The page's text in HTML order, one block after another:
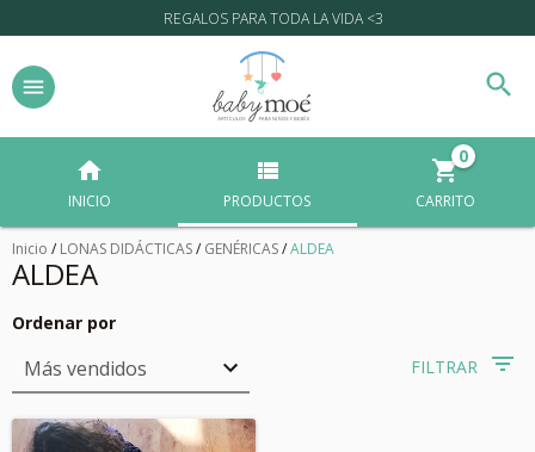
REGALOS PARA TODA LA VIDA <3
INICIO PRODUCTOS CARRITO
0
Inicio / LONAS DIDÁCTICAS/ GENÉRICAS/ALDEA
ALDEA
Ordenar por
FILTRAR